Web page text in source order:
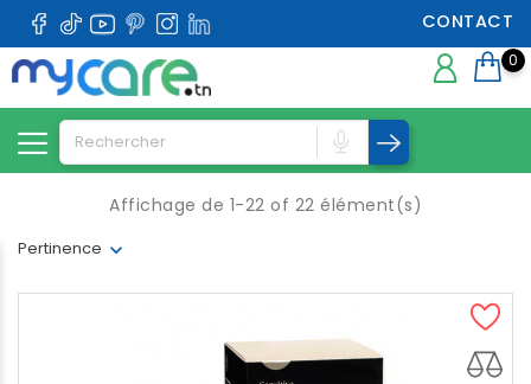
CONTACT
0
Pertinence
Affichage de 1-22 of 22 élément(s)